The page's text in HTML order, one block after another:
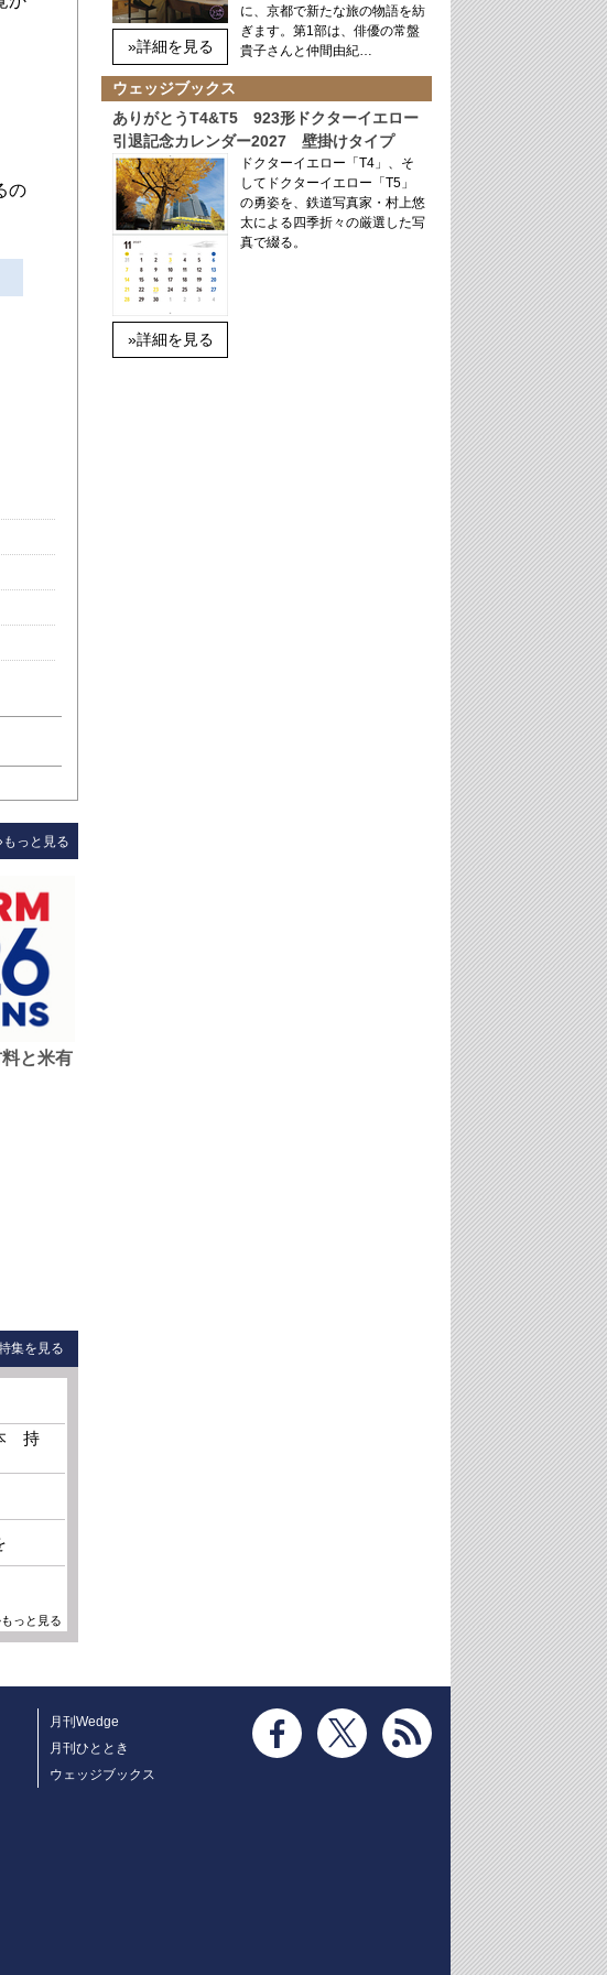
の
もっと見る
と米有
集を見る
持
っと見る
»詳細を見る
に、京都で新たな旅の物語を紡
ぎます。第1部は、俳優の常盤
貴子さんと仲間由紀…
ウェッジブックス
ありがとうT4&T5 923形ドクターイエロー
引退記念カレンダー2027 壁掛けタイプ
»詳細を見る
ドクターイエロー「T4」、そ
してドクターイエロー「T5」
の勇姿を、鉄道写真家・村上悠
太による四季折々の厳選した写
真で綴る。
月刊Wedge
月刊ひととき
ウェッジブックス